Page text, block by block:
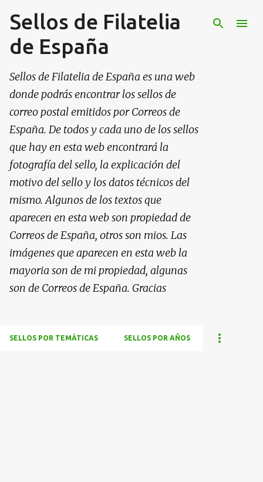
Ir al contenido principal
Sellos de Filatelia
de España
Sellos de Filatelia de España es una web
donde podrás encontrar los sellos de
correo postal emitidos por Correos de
España. De todos y cada uno de los sellos
que hay en esta web encontrará la
fotografía del sello, la explicación del
motivo del sello y los datos técnicos del
mismo. Algunos de los textos que
aparecen en esta web son propiedad de
Correos de España, otros son mios. Las
imágenes que aparecen en esta web la
mayoria son de mi propiedad, algunas
son de Correos de España. Gracias
SELLOS POR TEMÁTICAS SELLOS POR AÑOS